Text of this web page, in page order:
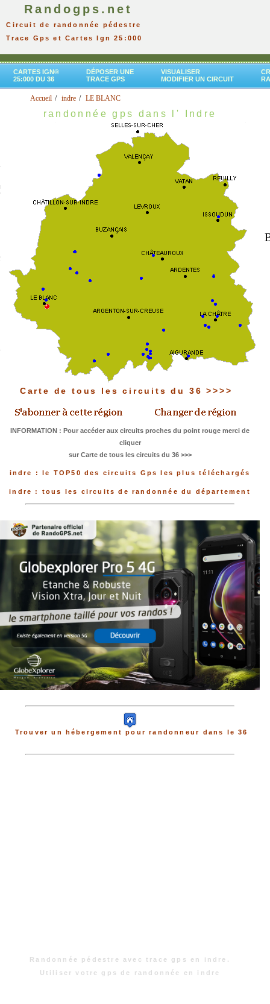
Randogps.net
Circuit de randonnée pédestre
Trace Gps et Cartes Ign 25:000
CARTES IGN®
25:000 DU 36
DÉPOSER UNE
TRACE GPS
VISUALISER
MODIFIER UN CIRCUIT
Accueil indre LE BLANC
randonnée gps dans l' Indre
Carte de tous les circuits du 36 >>>>
INFORMATION : Pour accéder aux circuits proches du point rouge merci de
cliquer
sur Carte de tous les circuits du 36 >>>
indre : le TOP50 des circuits Gps les plus téléchargés
indre : tous les circuits de randonnée du département
Trouver un hébergement pour randonneur dans le 36
Randonnée pédestre avec trace gps en indre.
Utiliser votre gps de randonnée en indre